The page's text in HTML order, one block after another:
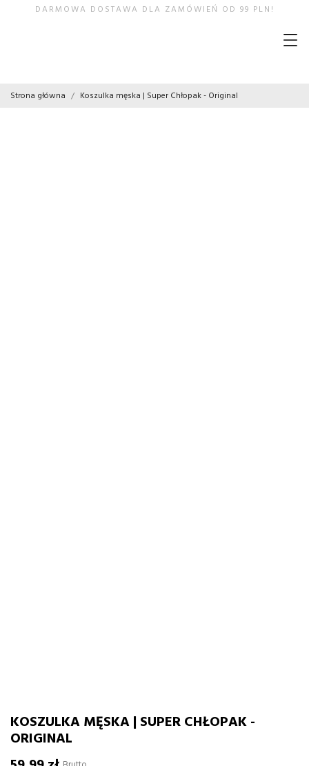
DARMOWA DOSTAWA DLA ZAMÓWIEŃ OD 99 PLN!
Strona główna Koszulka męska | Super Chłopak - Original
KOSZULKA MĘSKA | SUPER CHŁOPAK -
ORIGINAL